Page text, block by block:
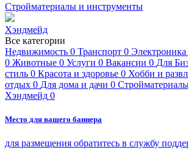
Стройматериалы и инструменты
Хэндмейд
Все категории
Недвижимость 0 Транспорт 0 Электроника
0 Животные 0 Услуги 0 Вакансии 0 Для
стиль 0 Красота и здоровье 0 Хобби и
отдых 0 Для дома и дачи 0
Хэндмейд 0
Место для вашего баннера
для размещения обратитесь в службу